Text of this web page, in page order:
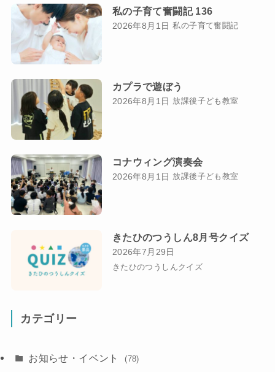
私の子育て奮闘記 136
2026年8月1日 私の子育て奮闘記
カプラで遊ぼう
2026年8月1日 放課後子ども教室
コナウィング演奏会
2026年8月1日 放課後子ども教室
きたひのつうしん8月号クイズ
2026年7月29日
きたひのつうしんクイズ
カテゴリー
お知らせ・イベント (78)